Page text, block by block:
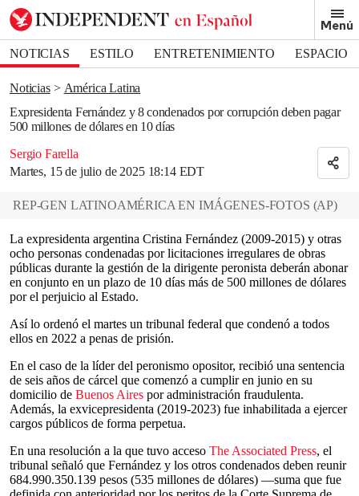
Menú
NOTICIAS ESTILO ENTRETENIMIENTO
ESPACIO
DEPORTES
Noticias
América Latina
Expresidenta Fernández y 8 condenados por corrupción deben pagar
500 millones de dólares en 10 días
Sergio Farella
Martes, 15 de julio de 2025 18:14 EDT
Bookmark popover
Removed from bookmarks
Close popover
REP-GEN LATINOAMÉRICA EN IMÁGENES-FOTOS (AP)
La expresidenta argentina Cristina Fernández (2009-2015) y otras
ocho personas condenadas por licitaciones irregulares de obras
públicas durante la gestión de la dirigente peronista deberán abonar
en conjunto en un plazo de 10 días más de 500 millones de dólares
por el perjuicio al Estado.
Así lo ordenó el martes un tribunal federal que condenó a todos
ellos en 2022 a penas de prisión.
En el caso de la líder del peronismo opositor, recibió una sentencia
de seis años de cárcel que comenzó a cumplir en junio en su
domicilio de Buenos Aires por administración fraudulenta.
Además, la exvicepresidenta (2019-2023) fue inhabilitada a ejercer
cargos públicos de forma perpetua.
En una resolución a la que tuvo acceso The Associated Press, el
tribunal señaló que Fernández y los otros condenados deben reunir
684.990.350.139 pesos (535 millones de dólares) —suma que fue